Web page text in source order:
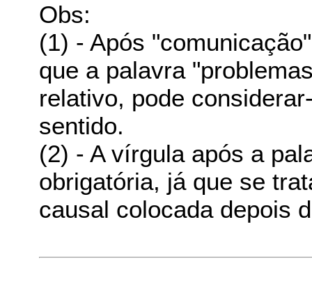
Obs:
(1) - Após
que a palavra
relativo, pode
sentido.
(2) - A vírgula após a
obrigatória, já que se
causal colocada depois